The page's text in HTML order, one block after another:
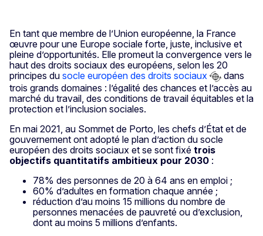
En tant que membre de l’Union européenne, la France
œuvre pour une Europe sociale forte, juste, inclusive et
pleine d’opportunités. Elle promeut la convergence vers le
haut des droits sociaux des européens, selon les 20
principes du socle européen des droits sociaux
dans
trois grands domaines : l’égalité des chances et l’accès au
marché du travail, des conditions de travail équitables et la
protection et l’inclusion sociales.
En mai 2021, au Sommet de Porto, les chefs d’État et de
gouvernement ont adopté le plan d’action du socle
européen des droits sociaux et se sont fixé trois
objectifs quantitatifs ambitieux pour 2030 :
78% des personnes de 20 à 64 ans en emploi ;
60% d’adultes en formation chaque année ;
réduction d’au moins 15 millions du nombre de
personnes menacées de pauvreté ou d’exclusion,
dont au moins 5 millions d’enfants.